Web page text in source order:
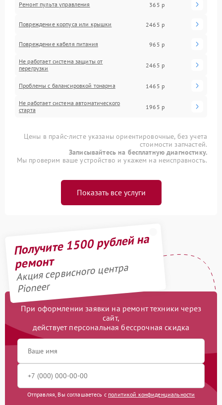
Ремонт пульта управления 365 р
Повреждение корпуса или крышки 2465 р
Повреждение кабеля питания 965 р
Не работает система защиты от
перегрузки
2465 р
Проблемы с балансировкой тонарма 1465 р
Не работает система автоматического
старта
1965 р
Цены в прайс-листе указаны ориентировочные, без учета
стоимости запчастей.
Записывайтесь на бесплатную диагностику.
Мы проверим ваше устройство и укажем на неисправность.
Показать все услуги
Получите 1500 рублей на
ремонт
Акция сервисного центра
Pioneer
При оформлении заявки на ремонт техники через
сайт,
действует персональная бессрочная скидка
Отправляя, Вы соглашаетесь с политикой конфиденциальности